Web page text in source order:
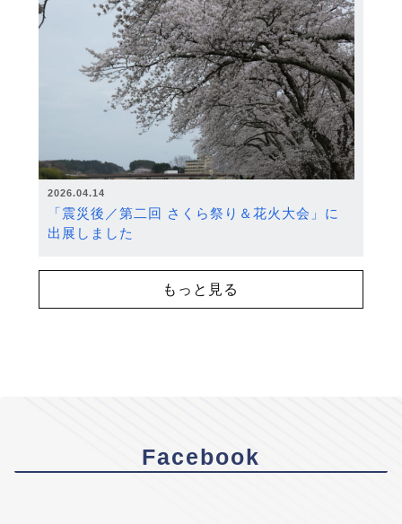
2026.04.14
「震災後／第二回 さくら祭り＆花火大会」に
出展しました
もっと見る
Facebook